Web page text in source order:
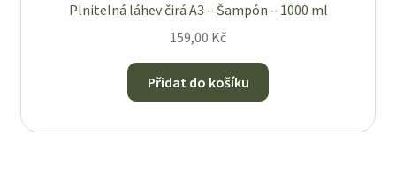
Plnitelná láhev čirá A3 – Šampón – 1000 ml
159,00 Kč
Přidat do košíku